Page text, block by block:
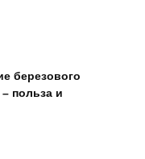
березового
польза и